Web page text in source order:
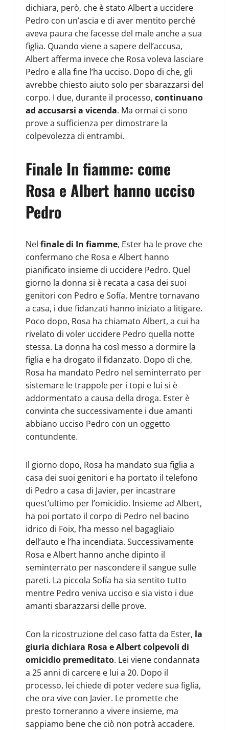
dichiara, però, che è stato Albert a uccidere
Pedro con un’ascia e di aver mentito perché
aveva paura che facesse del male anche a sua
figlia. Quando viene a sapere dell’accusa,
Albert afferma invece che Rosa voleva lasciare
Pedro e alla fine l’ha ucciso. Dopo di che, gli
avrebbe chiesto aiuto solo per sbarazzarsi del
corpo. I due, durante il processo, continuano
ad accusarsi a vicenda. Ma ormai ci sono
prove a sufficienza per dimostrare la
colpevolezza di entrambi.
Finale In fiamme: come
Rosa e Albert hanno ucciso
Pedro
Nel finale di In fiamme, Ester ha le prove che
confermano che Rosa e Albert hanno
pianificato insieme di uccidere Pedro. Quel
giorno la donna si è recata a casa dei suoi
genitori con Pedro e Sofía. Mentre tornavano
a casa, i due fidanzati hanno iniziato a litigare.
Poco dopo, Rosa ha chiamato Albert, a cui ha
rivelato di voler uccidere Pedro quella notte
stessa. La donna ha così messo a dormire la
figlia e ha drogato il fidanzato. Dopo di che,
Rosa ha mandato Pedro nel seminterrato per
sistemare le trappole per i topi e lui si è
addormentato a causa della droga. Ester è
convinta che successivamente i due amanti
abbiano ucciso Pedro con un oggetto
contundente.
Il giorno dopo, Rosa ha mandato sua figlia a
casa dei suoi genitori e ha portato il telefono
di Pedro a casa di Javier, per incastrare
quest’ultimo per l’omicidio. Insieme ad Albert,
ha poi portato il corpo di Pedro nel bacino
idrico di Foix, l’ha messo nel bagagliaio
dell’auto e l’ha incendiata. Successivamente
Rosa e Albert hanno anche dipinto il
seminterrato per nascondere il sangue sulle
pareti. La piccola Sofía ha sia sentito tutto
mentre Pedro veniva ucciso e sia visto i due
amanti sbarazzarsi delle prove.
Con la ricostruzione del caso fatta da Ester, la
giuria dichiara Rosa e Albert colpevoli di
omicidio premeditato. Lei viene condannata
a 25 anni di carcere e lui a 20. Dopo il
processo, lei chiede di poter vedere sua figlia,
che ora vive con Javier. Le promette che
presto torneranno a vivere insieme, ma
sappiamo bene che ciò non potrà accadere.